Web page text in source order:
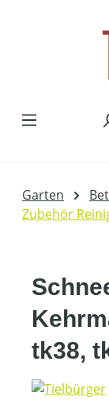
Garten
Zubehör
tk38,